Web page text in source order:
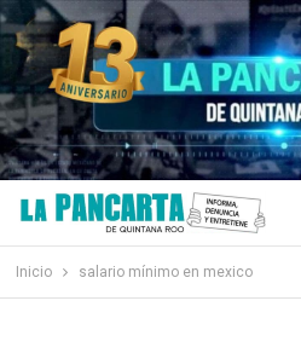
Inicio salario mínimo en mexico